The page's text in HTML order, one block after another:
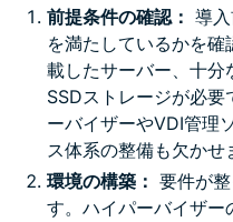
前提条件の確認： 導
を満たしているかを
載したサーバー、十分
SSDストレージが必
ーバイザーやVDI管理
ス体系の整備も欠かせ
環境の構築： 要件が
す。ハイパーバイザー